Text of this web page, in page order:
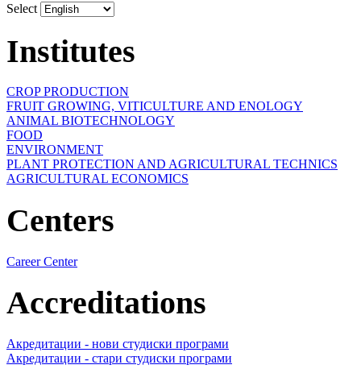
Select
Institutes
CROP PRODUCTION
FRUIT GROWING, VITICULTURE AND ENOLOGY
ANIMAL BIOTECHNOLOGY
FOOD
ENVIRONMENT
PLANT PROTECTION AND AGRICULTURAL TECHNICS
AGRICULTURAL ECONOMICS
Centers
Career Center
Accreditations
Акредитации - нови студиски програми
Акредитации - стари студиски програми